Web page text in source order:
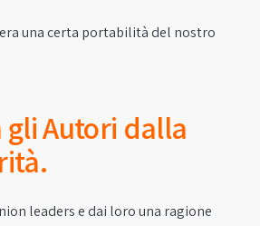
una certa portabilità del nostro
Autori dalla
leaders e dai loro una ragione